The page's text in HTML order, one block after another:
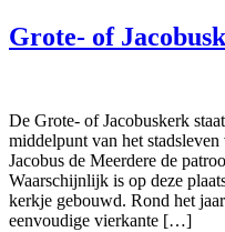
Grote- of
De Grote- of Jacobuskerk
middelpunt van het
Jacobus de Meerdere de
Waarschijnlijk is op deze
kerkje gebouwd. Rond het
eenvoudige vierkante […]